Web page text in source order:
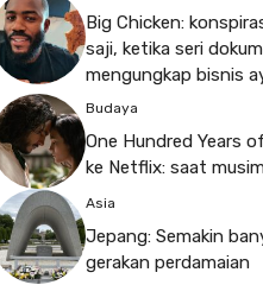
Big Chicken:
saji, ketika seri
mengungkap bisnis
Budaya
One Hundred Years
ke Netflix: saat
Asia
Jepang: Semakin
gerakan perdamaian